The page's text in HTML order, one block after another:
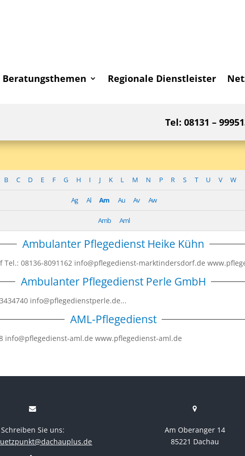
Beratungsthemen Regionale Dienstleister
Tel: 08131 –
B C D E F G H I J K L M N P R S T U V W
Ag Al Am Au Av Aw
Amb Aml
Ambulanter Pflegedienst Heike Kühn
Tel.: 08136-8091162 info@pflegedienst-marktindersdorf.de
Ambulanter Pflegedienst Perle GmbH
info@pflegedienstperle.de...
AML-Pflegedienst
info@pflegedienst-aml.de www.pflegedienst-aml.de
Schreiben Sie uns:
Am Oberanger 14
85221 Dachau